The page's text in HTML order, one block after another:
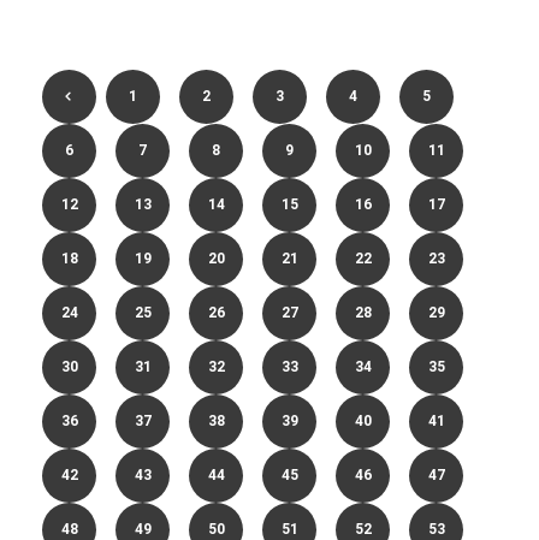
1 2 3 4 5
6 7 8 9 10 11
12 13 14 15 16 17
18 19 20 21 22 23
24 25 26 27 28 29
30 31 32 33 34 35
36 37 38 39 40 41
42 43 44 45 46 47
48 49 50 51 52 53